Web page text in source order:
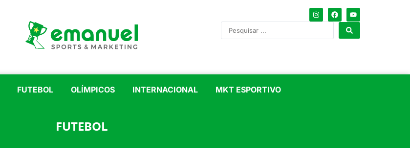
FUTEBOL OLÍMPICOS INTERNACIONAL MKT ESPORTIVO
FUTEBOL